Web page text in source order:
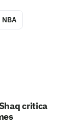
NBA
critica